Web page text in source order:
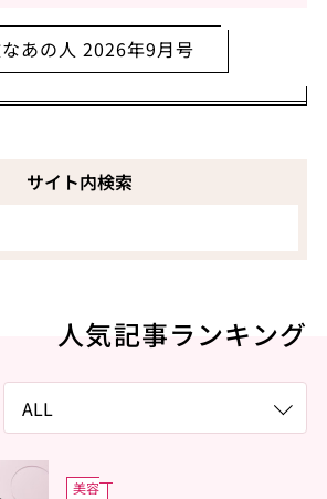
あの人 2026年9月号
サイト内検索
人気記事ランキング
美容